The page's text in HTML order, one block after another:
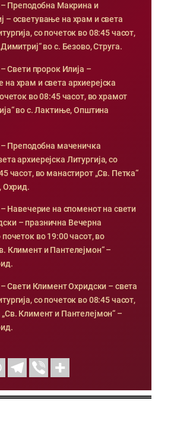
– Преподобна Макрина и
– осветување на храм и света
со почеток во 08:45 часот,
во с. Безово, Струга.
Свети пророк Илија –
на храм и света архиерејска
во 08:45 часот, во храмот
во с. Лактиње, Општина
– Преподобна маченичка
архиерејска Литургија, со
часот, во манастирот „Св. Петка“
Охрид.
Навечерие на споменот на свети
– празнична Вечерна
во 19:00 часот, во
Климент и Пантелејмон“ –
Свети Климент Охридски – света
со почеток во 08:45 часот,
Климент и Пантелејмон“ –